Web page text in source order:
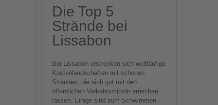
powered byUsercentrics
Consent Management
Platform
Die Top 5
Strände bei
Lissabon
Bei Lissabon erstrecken sich weitläufige
Küstenlandschaften mit schönen
Stränden, die sich gut mit den
öffentlichen Verkehrsmitteln erreichen
lassen. Einige sind zum Schwimmen